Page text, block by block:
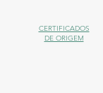
CERTIFICADOS
DE ORIGEM